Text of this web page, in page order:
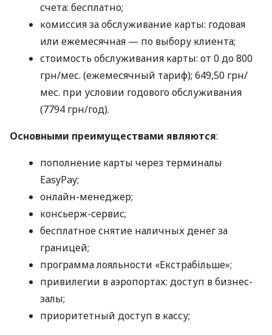
счета: бесплатно;
комиссия за обслуживание карты: годовая
или ежемесячная — по выбору клиента;
стоимость обслуживания карты: от 0 до 800
грн/мес. (ежемесячный тариф); 649,50 грн/
мес. при условии годового обслуживания
(7794 грн/год).
Основными преимуществами являются:
пополнение карты через терминалы
EasyPay;
онлайн-менеджер;
консьерж-сервис;
бесплатное снятие наличных денег за
границей;
программа лояльности «Екстрабільше»;
привилегии в аэропортах: доступ в бизнес-
залы;
приоритетный доступ в кассу;